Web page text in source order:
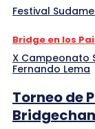
Festival
Bridge en los
X Campeonato
Fernando Lema
Torneo de